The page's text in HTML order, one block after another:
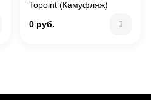
Topoint (Камуфляж)
0 руб.